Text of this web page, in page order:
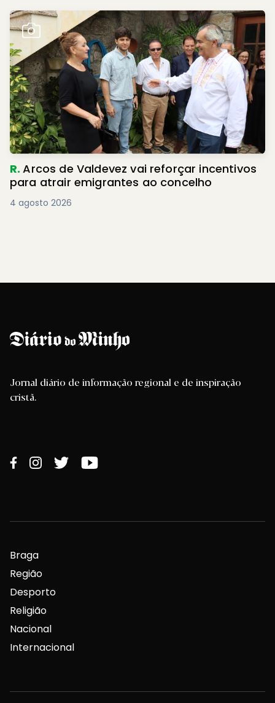
R.Arcos de Valdevez vai reforçar incentivos
para atrair emigrantes ao concelho
4 agosto 2026
Jornal diário de informação regional e de inspiração
cristã.
Braga
Região
Desporto
Religião
Nacional
Internacional